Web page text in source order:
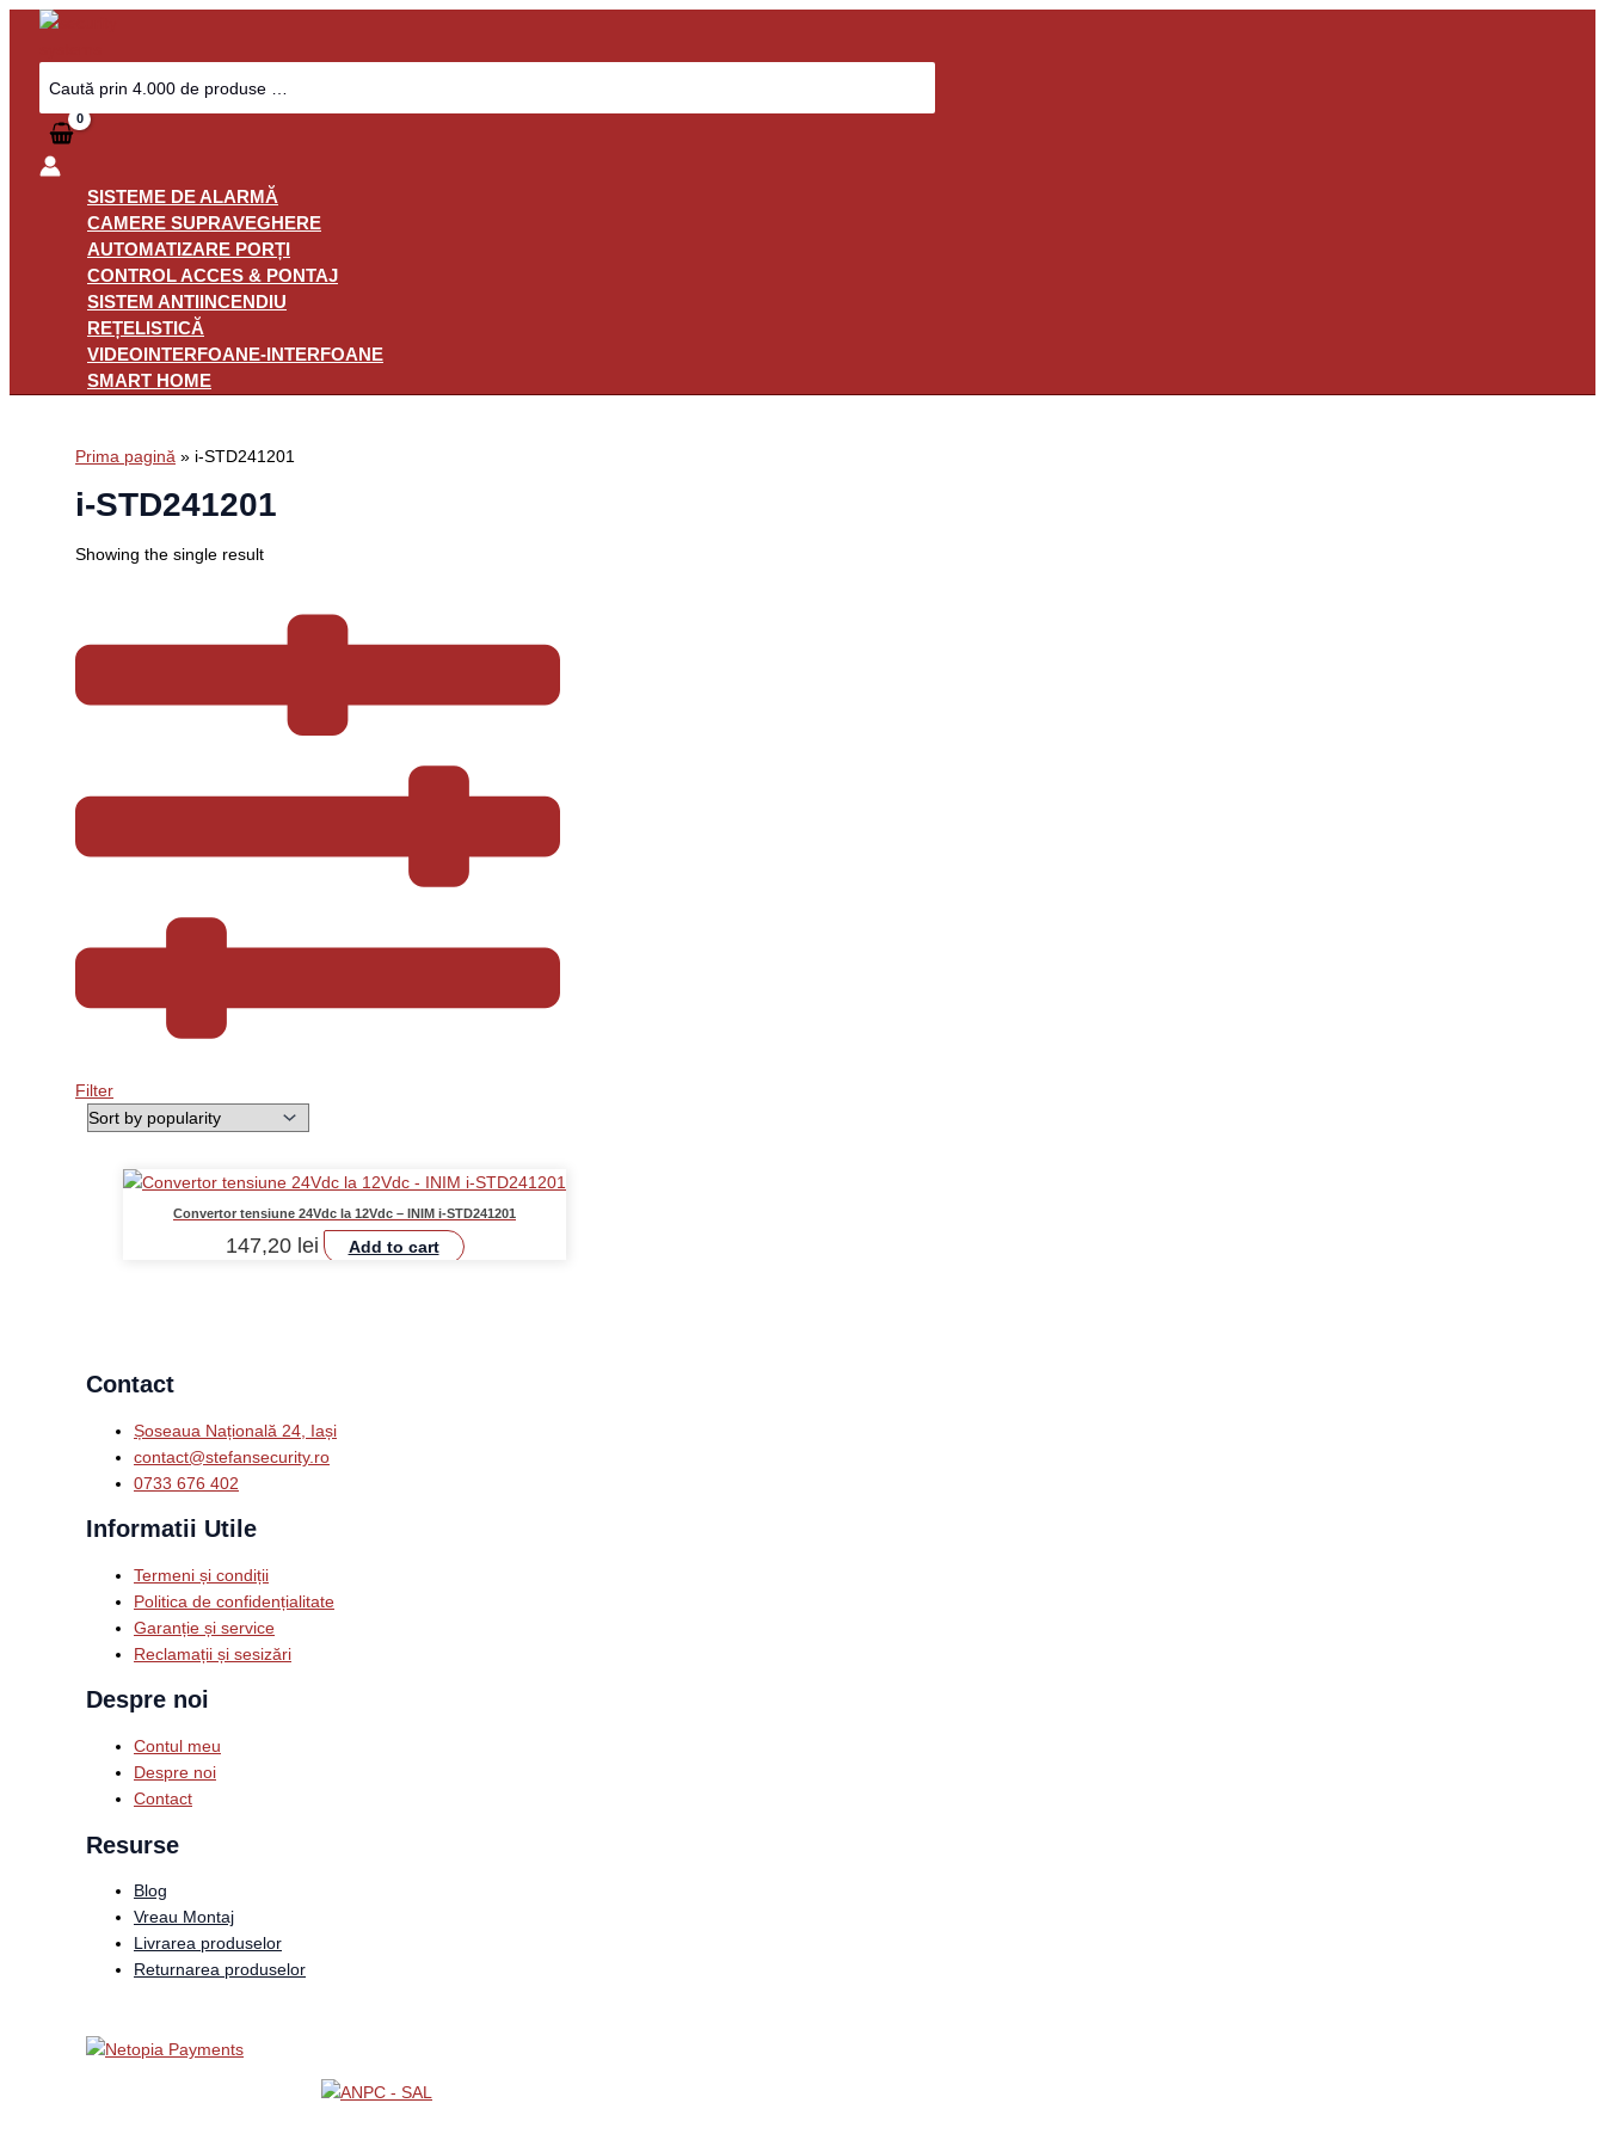
Skip
content
Search
for:
SISTEME DE ALARMĂ
CAMERE SUPRAVEGHERE
AUTOMATIZARE PORȚI
CONTROL ACCES & PONTAJ
SISTEM ANTIINCENDIU
REȚELISTICĂ
VIDEOINTERFOANE-INTERFOANE
SMART HOME
Prima pagină » i-STD241201
i-STD241201
Showing the single result
Filter
Convertor tensiune 24Vdc la 12Vdc – INIM i-STD241201
147,20 lei Add to cart
Contact
Șoseaua Națională 24, Iași
contact@stefansecurity.ro
0733 676 402
Informatii Utile
Termeni și condiții
Politica de confidențialitate
Garanție și service
Reclamații și sesizări
Despre noi
Contul meu
Despre noi
Contact
Resurse
Blog
Vreau Montaj
Livrarea produselor
Returnarea produselor